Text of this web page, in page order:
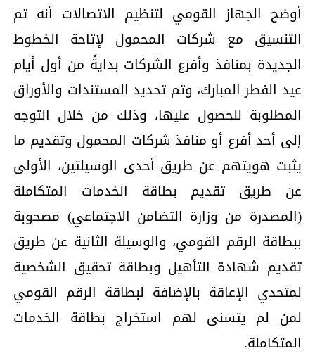
أوضح الجهاز القومي لتنظيم الاتصالات أنه تم
التنسيق مع شركات المحمول لإتاحة الخطوط
الجديدة بمنافذ وأفرع الشركات بدايةً من أول أيام
عيد الفطر المبارك، وتم تحديد المستندات والأوراق
المطلوبة للحصول عليها، وذلك من خلال التوجه
إلى أحد أفرع أو منافذ شركات المحمول وتقديم ما
يثبت هويتهم عن طريق أحدى الوسيلتين، الأولى
عن طريق تقديم بطاقة الخدمات المتكاملة
(المصدرة من وزارة التضامن الاجتماعي) مصحوبة
ببطاقة الرقم القومي، والوسيلة الثانية عن طريق
تقديم شهادة التأهيل وبطاقة تحقيق الشخصية
لمتحدي الإعاقة بالإضافة لبطاقة الرقم القومي
لمن لم يتسنى لهم استخراج بطاقة الخدمات
المتكاملة.